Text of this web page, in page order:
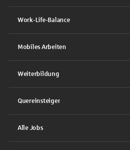
Work-Life-Balance
Mobiles Arbeiten
Weiterbildung
Quereinsteiger
Alle Jobs